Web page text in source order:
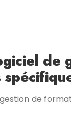
de
de